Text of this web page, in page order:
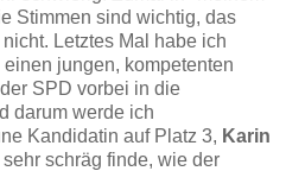
Stimmen sind wichtig, das
Letztes Mal habe ich
jungen, kompetenten
SPD vorbei in die
darum werde ich
Kandidatin auf Platz 3, Karin
schräg finde, wie der